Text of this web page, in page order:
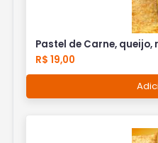
Pastel de Carne,
R$ 19,00